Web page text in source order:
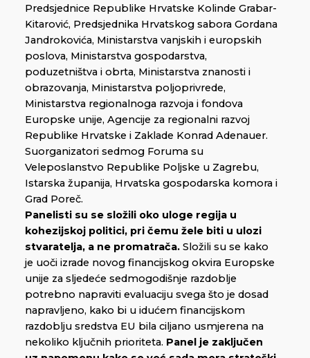
Predsjednice Republike Hrvatske Kolinde Grabar-
Kitarović, Predsjednika Hrvatskog sabora Gordana
Jandrokovića, Ministarstva vanjskih i europskih
poslova, Ministarstva gospodarstva,
poduzetništva i obrta, Ministarstva znanosti i
obrazovanja, Ministarstva poljoprivrede,
Ministarstva regionalnoga razvoja i fondova
Europske unije, Agencije za regionalni razvoj
Republike Hrvatske i Zaklade Konrad Adenauer.
Suorganizatori sedmog Foruma su
Veleposlanstvo Republike Poljske u Zagrebu,
Istarska županija, Hrvatska gospodarska komora i
Grad Poreč.
Panelisti su se složili oko uloge regija u
kohezijskoj politici, pri čemu žele biti u ulozi
stvaratelja, a ne promatrača. Složili su se kako
je uoči izrade novog financijskog okvira Europske
unije za sljedeće sedmogodišnje razdoblje
potrebno napraviti evaluaciju svega što je dosad
napravljeno, kako bi u idućem financijskom
razdoblju sredstva EU bila ciljano usmjerena na
nekoliko ključnih prioriteta. Panel je zaključen